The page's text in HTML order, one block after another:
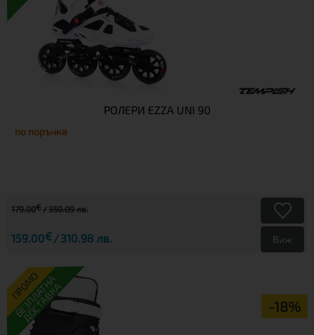
РОЛЕРИ EZZA UNI 90
по поръчка
179.00€ 350.09 лв.
159.00€ 310.98 лв. Виж
ПРОМО
-18%
БЕЗПЛАТНА
ДОСТАВКА